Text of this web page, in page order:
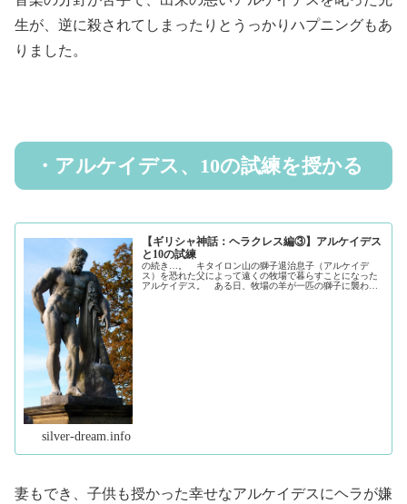
生が、逆に殺されてしまったりとうっかりハプニングもあ
りました。
・アルケイデス、10の試練を授かる
【ギリシャ神話：ヘラクレス編③】アルケイデス
と10の試練
の続き…。 キタイロン山の獅子退治息子（アルケイデ
ス）を恐れた父によって遠くの牧場で暮らすことになった
アルケイデス。 ある日、牧場の羊が一匹の獅子に襲われ
silver-dream.info
妻もでき、子供も授かった幸せなアルケイデスにヘラが嫌